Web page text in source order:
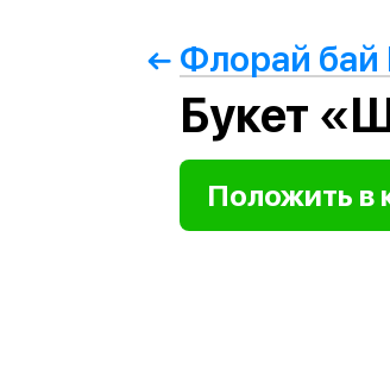
Флорай бай
Букет